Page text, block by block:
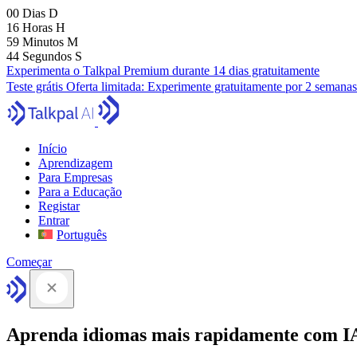
00 Dias D
16 Horas H
59 Minutos M
43 Segundos S
Experimenta o Talkpal Premium durante 14 dias gratuitamente
Teste grátis Oferta limitada: Experimente gratuitamente por 2 semanas
Início
Aprendizagem
Para Empresas
Para a Educação
Registar
Entrar
Português
Começar
Aprenda idiomas mais rapidamente com